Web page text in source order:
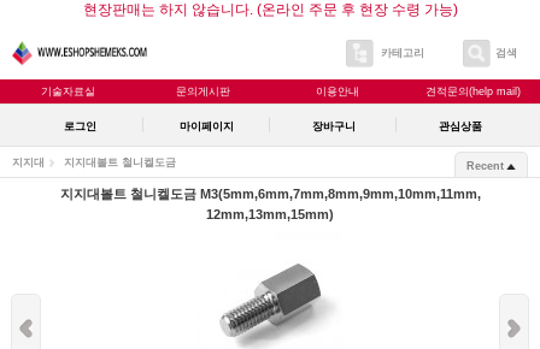
현장판매는 하지 않습니다. (온라인 주문 후 현장 수령 가능)
카테고리 검색
기술자료실 문의게시판 이용안내 견적문의(help mail)
로그인 마이페이지 장바구니 관심상품
지지대 지지대볼트 철니켈도금 Recent
지지대볼트 철니켈도금 M3(5mm,6mm,7mm,8mm,9mm,10mm,11mm,
12mm,13mm,15mm)